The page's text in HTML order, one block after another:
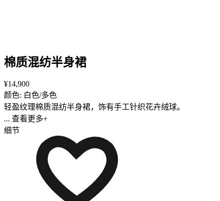
棉质混纺半身裙
¥14,900
颜色: 白色/多色
轻盈纹理棉质混纺半身裙，饰有手工针织花卉绒球。
... 查看更多+
细节